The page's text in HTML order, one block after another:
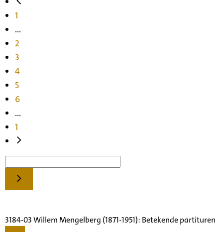
1
...
2
3
4
5
6
...
1
3184-03 Willem Mengelberg (1871-1951): Betekende partituren